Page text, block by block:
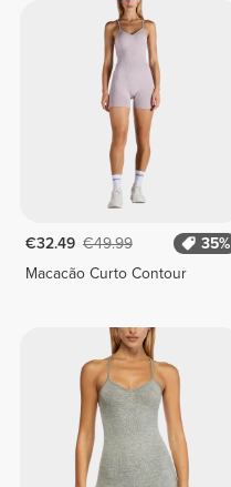
€32.49 €49.99
35%
Macacão Curto Contour